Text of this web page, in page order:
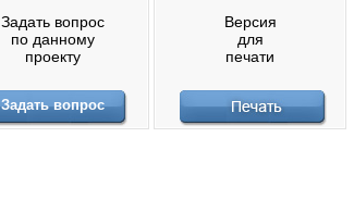
Задать вопрос
по данному
проекту
Задать вопрос
Версия
для
печати